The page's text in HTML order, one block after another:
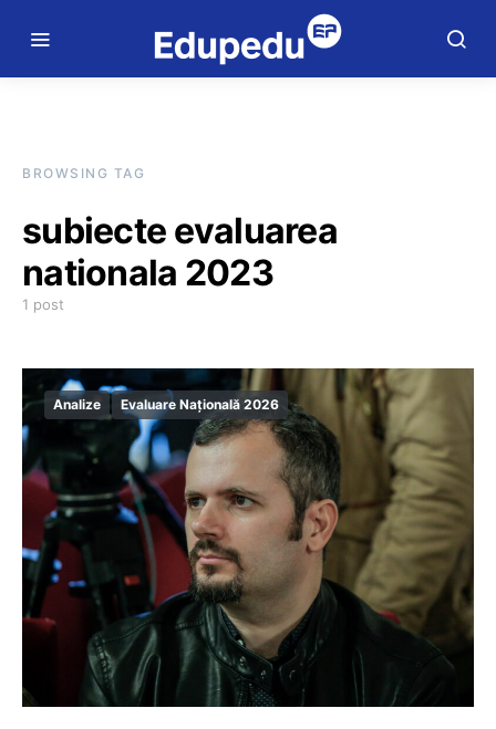
BROWSING TAG
subiecte evaluarea
nationala 2023
1 post
Analize Evaluare Națională 2026